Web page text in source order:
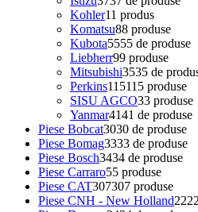
Kohler11 produs
Komatsu88 produse
Kubota5555 de produse
Liebherr99 produse
Mitsubishi3535 de
Perkins115115 produse
SISU AGCO33 produse
Yanmar4141 de produse
Piese Bobcat3030 de produse
Piese Bomag3333 de produse
Piese Bosch3434 de produse
Piese Carraro55 produse
Piese CAT307307 produse
Piese CNH - New Holland22